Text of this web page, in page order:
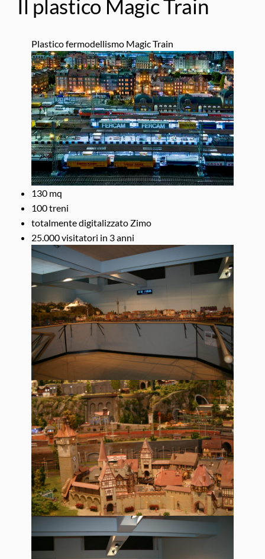
Il plastico Magic Train
Plastico fermodellismo Magic Train
130 mq
100 treni
totalmente digitalizzato Zimo
25.000 visitatori in 3 anni